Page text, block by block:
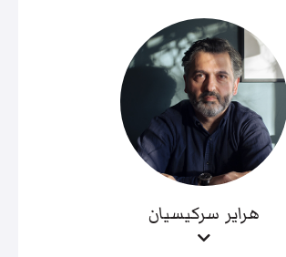
هراير سركيسيان